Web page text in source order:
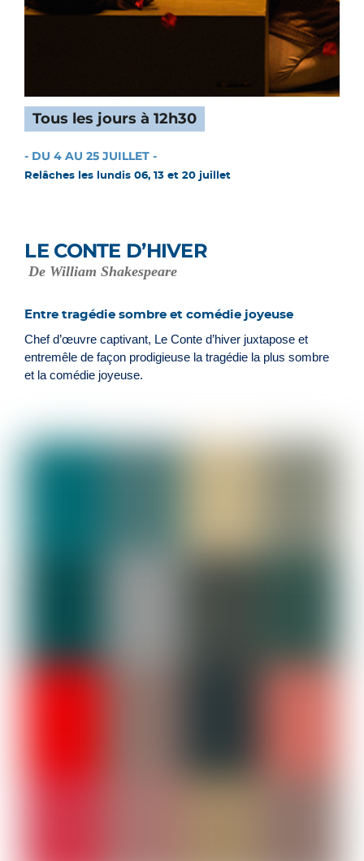
Tous les jours à 12h30
- DU 4 AU 25 JUILLET -
Relâches les lundis 06, 13 et 20 juillet
LE CONTE D’HIVER
De William Shakespeare
Entre tragédie sombre et comédie joyeuse
Chef d’œuvre captivant, Le Conte d’hiver juxtapose et
entremêle de façon prodigieuse la tragédie la plus sombre
et la comédie joyeuse.